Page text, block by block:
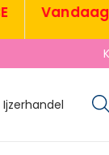
Vandaag
Ijzerhandel